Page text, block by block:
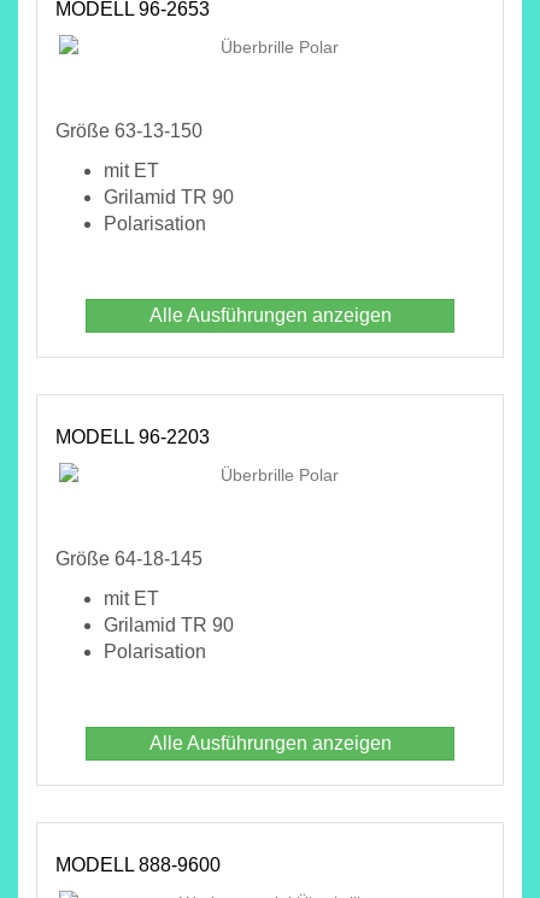
MODELL 96-2653
Größe 63-13-150
mit ET
Grilamid TR 90
Polarisation
Alle Ausführungen anzeigen
MODELL 96-2203
Größe 64-18-145
mit ET
Grilamid TR 90
Polarisation
Alle Ausführungen anzeigen
MODELL 888-9600